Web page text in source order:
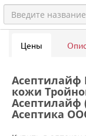
Цены
Асептилайф
кожи
Асептилайф
Асептика